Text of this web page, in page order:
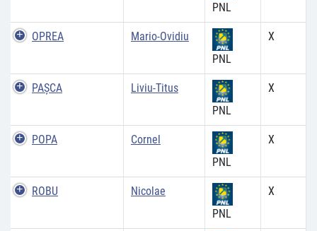
PNL
OPREA
Mario-Ovidiu
PNL
X
PAŞCA
Liviu-Titus
PNL
X
POPA
Cornel
PNL
X
ROBU
Nicolae
PNL
X